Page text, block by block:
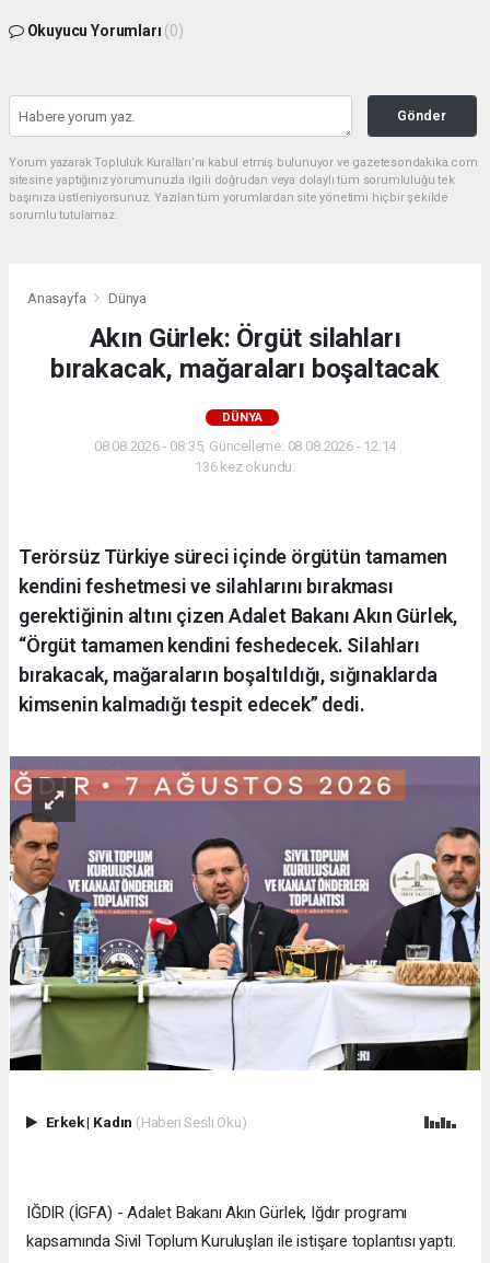
Okuyucu Yorumları (0)
Gönder
Yorum yazarak Topluluk Kuralları’nı kabul etmiş bulunuyor ve gazetesondakika.com
sitesine yaptığınız yorumunuzla ilgili doğrudan veya dolaylı tüm sorumluluğu tek
başınıza üstleniyorsunuz. Yazılan tüm yorumlardan site yönetimi hiçbir şekilde
sorumlu tutulamaz.
Anasayfa Dünya
Akın Gürlek: Örgüt silahları
bırakacak, mağaraları boşaltacak
DÜNYA
08.08.2026 - 08:35, Güncelleme: 08.08.2026 - 12:14
136 kez okundu.
Terörsüz Türkiye süreci içinde örgütün tamamen
kendini feshetmesi ve silahlarını bırakması
gerektiğinin altını çizen Adalet Bakanı Akın Gürlek,
“Örgüt tamamen kendini feshedecek. Silahları
bırakacak, mağaraların boşaltıldığı, sığınaklarda
kimsenin kalmadığı tespit edecek” dedi.
Erkek| Kadın (Haberi Sesli Oku)
IĞDIR (İGFA) - Adalet Bakanı Akın Gürlek, Iğdır programı
kapsamında Sivil Toplum Kuruluşları ile istişare toplantısı yaptı.